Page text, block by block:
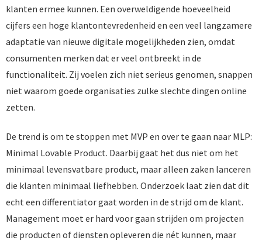
klanten ermee kunnen. Een overweldigende hoeveelheid
cijfers een hoge klantontevredenheid en een veel langzamere
adaptatie van nieuwe digitale mogelijkheden zien, omdat
consumenten merken dat er veel ontbreekt in de
functionaliteit. Zij voelen zich niet serieus genomen, snappen
niet waarom goede organisaties zulke slechte dingen online
zetten.
De trend is om te stoppen met MVP en over te gaan naar MLP:
Minimal Lovable Product. Daarbij gaat het dus niet om het
minimaal levensvatbare product, maar alleen zaken lanceren
die klanten minimaal liefhebben. Onderzoek laat zien dat dit
echt een differentiator gaat worden in de strijd om de klant.
Management moet er hard voor gaan strijden om projecten
die producten of diensten opleveren die nét kunnen, maar